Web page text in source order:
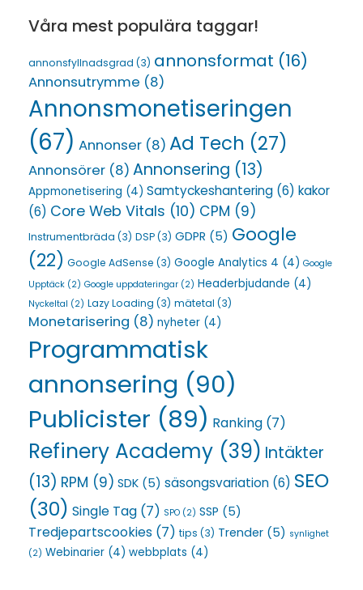
Våra mest populära taggar!
annonsfyllnadsgrad (3) annonsformat (16)
Annonsutrymme (8)
Annonsmonetiseringen
(67) Annonser (8) Ad Tech (27)
Annonsörer (8) Annonsering (13)
Appmonetisering (4) Samtyckeshantering (6) kakor
(6) Core Web Vitals (10) CPM (9)
Instrumentbräda (3) DSP(3) GDPR (5) Google
(22) Google AdSense (3) Google Analytics 4 (4) Google
Upptäck (2) Google uppdateringar (2) Headerbjudande (4)
Nyckeltal (2) Lazy Loading (3) mätetal (3)
Monetarisering (8) nyheter (4)
Programmatisk
annonsering (90)
Publicister (89) Ranking (7)
Refinery Academy (39) Intäkter
(13) RPM (9) SDK (5) säsongsvariation (6) SEO
(30) Single Tag (7) SPO (2) SSP (5)
Tredjepartscookies (7) tips (3) Trender (5) synlighet
(2) Webinarier (4) webbplats (4)